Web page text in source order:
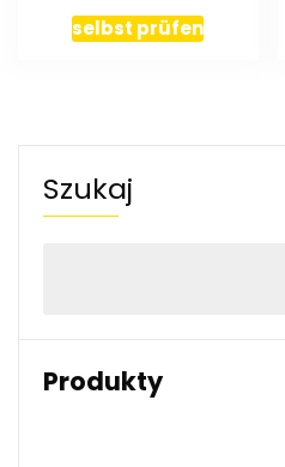
selbst prüfen
Szukaj
Produkty